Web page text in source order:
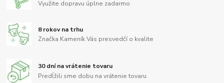
Využite dopravu úplne zadarmo
8 rokov na trhu
Značka Kameník Vás presvedčí o kvalite
30 dní na vrátenie tovaru
Predĺžili sme dobu na vrátenie tovaru